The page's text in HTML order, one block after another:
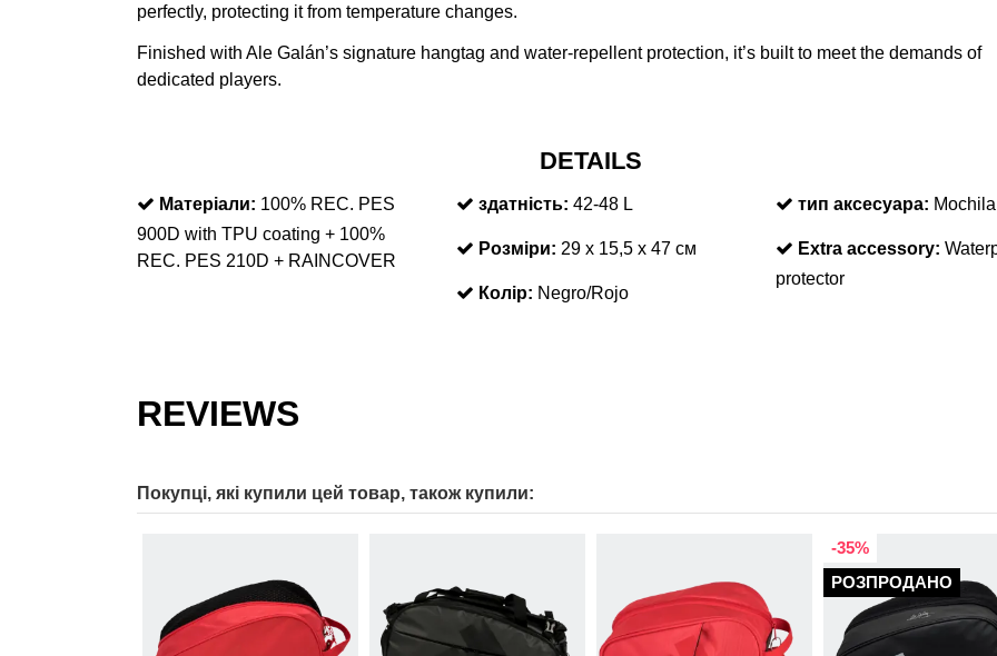
perfectly, protecting it from temperature changes.
Finished with Ale Galán’s signature hangtag and water-repellent protection, it’s built to meet the demands of
dedicated players.
DETAILS
Матеріали: 100% REC. PES
900D with TPU coating + 100%
REC. PES 210D + RAINCOVER
здатність: 42-48 L
Розміри: 29 х 15,5 х 47 см
Колір: Negro/Rojo
тип аксесуара: Mochila
Extra accessory:
protector
REVIEWS
Покупці, які купили цей товар, також купили:
-35%
РОЗПРОДАНО